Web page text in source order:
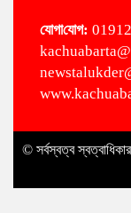
‌যোগা‌যোগ:
© সর্বস্বত্ব